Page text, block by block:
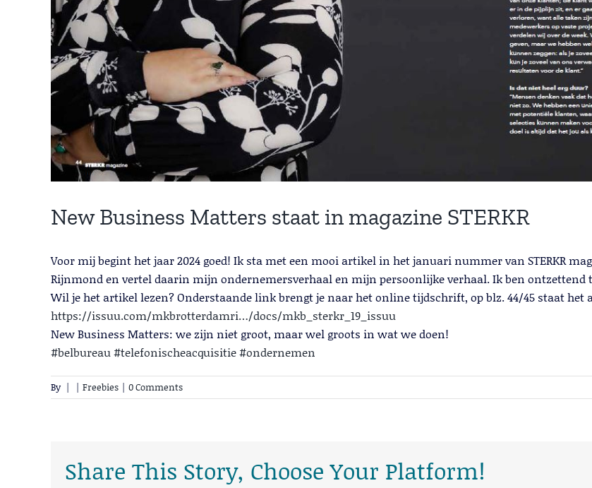
New Business Matters staat in magazine STERKR
Voor mij begint het jaar 2024 goed! Ik sta met een mooi artikel in het januari nummer van STERKR
Rijnmond en vertel daarin mijn ondernemersverhaal en mijn persoonlijke verhaal. Ik ben ontzettend
Wil je het artikel lezen? Onderstaande link brengt je naar het online tijdschrift, op blz. 44/45 staat het
https://issuu.com/mkbrotterdamri…/docs/mkb_sterkr_19_issuu
New Business Matters: we zijn niet groot, maar wel groots in wat we doen!
#belbureau#telefonischeacquisitie#ondernemen
By | | Freebies | 0 Comments
Share This Story, Choose Your Platform!